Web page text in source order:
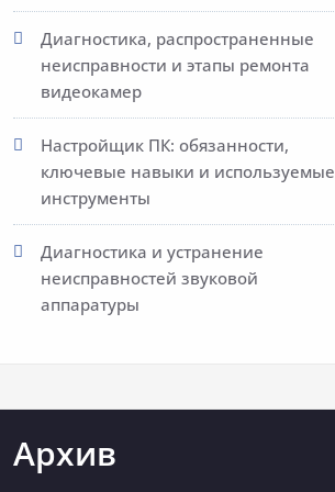
Диагностика, распространенные
неисправности и этапы ремонта
видеокамер
Настройщик ПК: обязанности,
ключевые навыки и используемые
инструменты
Диагностика и устранение
неисправностей звуковой
аппаратуры
Архив